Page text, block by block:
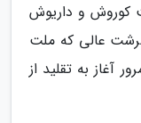
کوروش و داریوش
عالی که ملت
آغاز به تقلید از